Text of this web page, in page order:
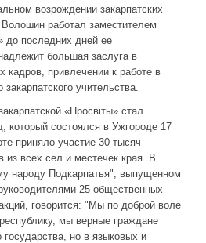
возрождении закарпатских
Волошин работал заместителем
до последних дней ее
большая заслуга в
кадров, привлечении к работе в
учительства.
«Просвіты» стал
который состоялся в Ужгороде 17
приняло участие 30 тысяч
из всех сел и местечек края. В
народу Подкарпатья", выпущенном
25 общественных
говорится: "Мы по доброй воле
мы верные граждане
государства, но в языковых и